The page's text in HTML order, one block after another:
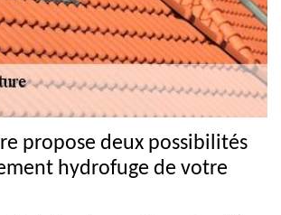
propose deux possibilités
hydrofuge de votre